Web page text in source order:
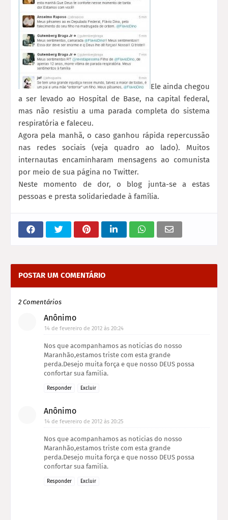
Ele ainda chegou
a ser levado ao Hospital de Base, na capital federal,
mas não resistiu a uma parada completa do sistema
respiratória e faleceu.
Agora pela manhã, o caso ganhou rápida repercussão
nas redes sociais (veja quadro ao lado). Muitos
internautas encaminharam mensagens ao comunista
por meio de sua página no Twitter.
Neste momento de dor, o blog junta-se a estas
pessoas e presta solidariedade à família.
POSTAR UM COMENTÁRIO
2 Comentários
Anônimo
14 de fevereiro de 2012 às 20:24
Nos que acompanhamos as noticias do nosso
Maranhão,estamos triste com esta grande
perda.Desejo muita força e que nosso DEUS possa
confortar sua familia.
Responder Excluir
Anônimo
14 de fevereiro de 2012 às 20:25
Nos que acompanhamos as noticias do nosso
Maranhão,estamos triste com esta grande
perda.Desejo muita força e que nosso DEUS possa
confortar sua familia.
Responder Excluir